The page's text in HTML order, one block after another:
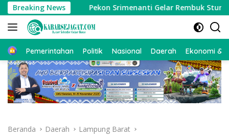
Langsung
ke
konten
Breaking NewsPekon Srimenanti Gelar Rembuk Stunting
Beranda
Pemerintahan Politik Nasional Daerah Ekonomi &
Beranda Daerah Lampung Barat